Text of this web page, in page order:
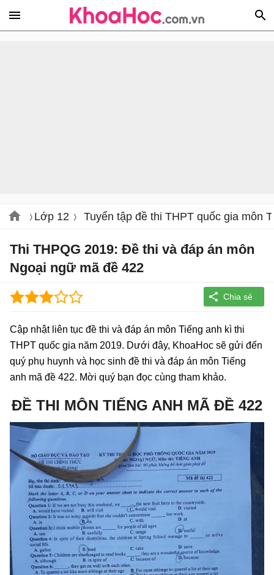
Lớp 12 Tuyển tập đề thi THPT quốc gia môn
Thi THPQG 2019: Đề thi và đáp án môn
Ngoại ngữ mã đề 422
Cập nhật liên tục đề thi và đáp án môn Tiếng anh kì thi
THPT quốc gia năm 2019. Dưới đây, KhoaHoc sẽ gửi đến
quý phụ huynh và học sinh đề thi và đáp án môn Tiếng
anh mã đề 422. Mời quý bạn đọc cùng tham khảo.
ĐỀ THI MÔN TIẾNG ANH MÃ ĐỀ 422